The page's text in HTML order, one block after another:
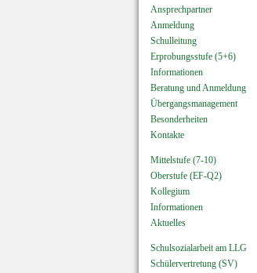
Ansprechpartner
Anmeldung
Schulleitung
Erprobungsstufe (5+6)
Informationen
Beratung und Anmeldung
Übergangsmanagement
Besonderheiten
Kontakte
Mittelstufe (7-10)
Oberstufe (EF-Q2)
Kollegium
Informationen
Aktuelles
Schulsozialarbeit am LLG
Schülervertretung (SV)